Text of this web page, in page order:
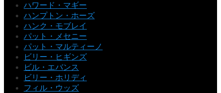
ハワード・マギー
ハンプトン・ホーズ
ハンク・モブレイ
パット・メセニー
パット・マルティーノ
ビリー・ヒギンズ
ビル・エバンス
ビリー・ホリディ
フィル・ウッズ